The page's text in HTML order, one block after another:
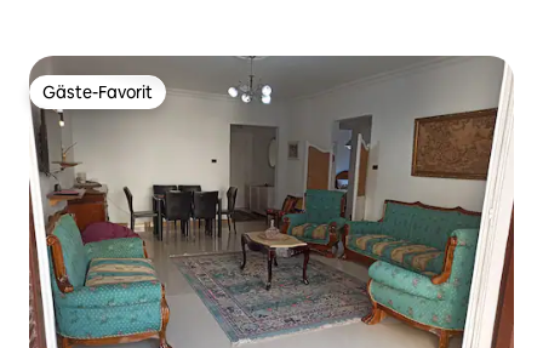
Gäste-Favorit
Gäste-Favorit